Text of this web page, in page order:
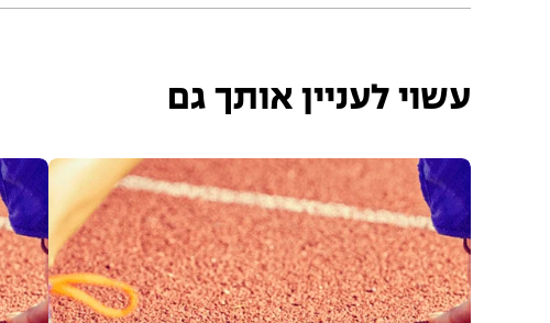
עשוי לעניין אותך גם